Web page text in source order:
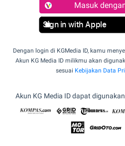
Masuk
Sign in with Apple
Dengan login di KGMedia ID, kamu
Akun KG Media ID milikmu akan
sesuai Kebijakan Data
Akun KG Media ID dapat